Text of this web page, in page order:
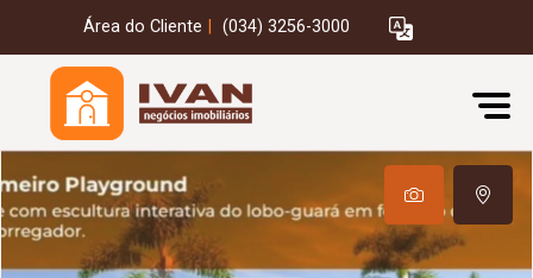
Área do Cliente (034) 3256-3000